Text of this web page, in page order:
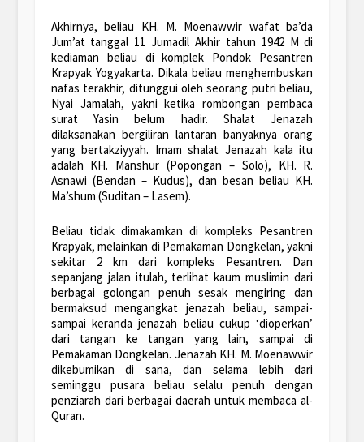
Akhirnya, beliau KH. M. Moenawwir wafat ba’da
Jum’at tanggal 11 Jumadil Akhir tahun 1942 M di
kediaman beliau di komplek Pondok Pesantren
Krapyak Yogyakarta. Dikala beliau menghembuskan
nafas terakhir, ditunggui oleh seorang putri beliau,
Nyai Jamalah, yakni ketika rombongan pembaca
surat Yasin belum hadir. Shalat Jenazah
dilaksanakan bergiliran lantaran banyaknya orang
yang bertakziyyah. Imam shalat Jenazah kala itu
adalah KH. Manshur (Popongan – Solo), KH. R.
Asnawi (Bendan – Kudus), dan besan beliau KH.
Ma’shum (Suditan – Lasem).
Beliau tidak dimakamkan di kompleks Pesantren
Krapyak, melainkan di Pemakaman Dongkelan, yakni
sekitar 2 km dari kompleks Pesantren. Dan
sepanjang jalan itulah, terlihat kaum muslimin dari
berbagai golongan penuh sesak mengiring dan
bermaksud mengangkat jenazah beliau, sampai-
sampai keranda jenazah beliau cukup ‘dioperkan’
dari tangan ke tangan yang lain, sampai di
Pemakaman Dongkelan. Jenazah KH. M. Moenawwir
dikebumikan di sana, dan selama lebih dari
seminggu pusara beliau selalu penuh dengan
penziarah dari berbagai daerah untuk membaca al-
Quran.